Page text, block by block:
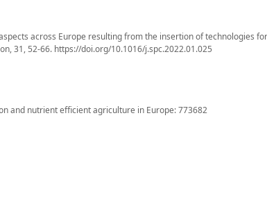
across Europe resulting from the insertion of technologies for
31, 52-66. https://doi.org/10.1016/j.spc.2022.01.025
and nutrient efficient agriculture in Europe: 773682